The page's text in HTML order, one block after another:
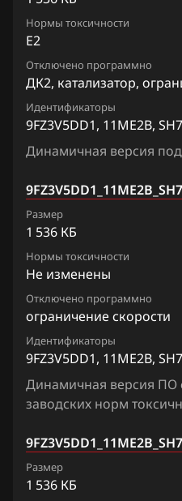
Chrysler
Citroen
Dacia
Daewoo
DAF
Dodge
Dongfeng
Exeed
Extreme moto
FAW
Fiat
Ford
Foton
GAC
Siemens EMS 3155
Siemens EMS 3160
Siemens SID 301
Siemens SID 310
Liberty
Maxima
Micra, March
NV200
Pathfinder
Patrol, Safari
Presage
Primera
Qashqai, Dualis, Rogue
Quest
Serena
Нормы токсичности
E2
Отключено программно
ДК2, катализатор,
Идентификаторы
9FZ3V5DD1, 11ME2B,
Динамичная версия
Размер
1 536 КБ
Нормы токсичности
Не изменены
Отключено программно
ограничение скорости
Идентификаторы
9FZ3V5DD1, 11ME2B,
Динамичная версия ПО
заводских норм
Размер
1 536 КБ